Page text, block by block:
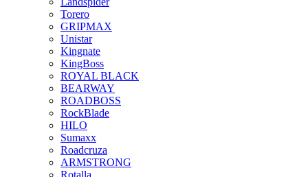
Torero
GRIPMAX
Unistar
Kingnate
KingBoss
ROYAL BLACK
BEARWAY
ROADBOSS
RockBlade
HILO
Sumaxx
Roadcruza
ARMSTRONG
Rotalla